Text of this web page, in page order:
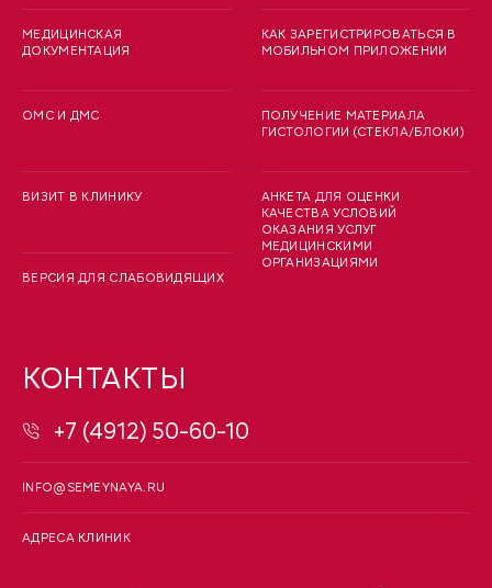
МЕДИЦИНСКАЯ
ДОКУМЕНТАЦИЯ
ОМС И ДМС
ВИЗИТ В КЛИНИКУ
ВЕРСИЯ ДЛЯ СЛАБОВИДЯЩИХ
КАК ЗАРЕГИСТРИРОВАТЬСЯ В
МОБИЛЬНОМ ПРИЛОЖЕНИИ
ПОЛУЧЕНИЕ МАТЕРИАЛА
ГИСТОЛОГИИ (СТЕКЛА/БЛОКИ)
АНКЕТА ДЛЯ ОЦЕНКИ
КАЧЕСТВА УСЛОВИЙ
ОКАЗАНИЯ УСЛУГ
МЕДИЦИНСКИМИ
ОРГАНИЗАЦИЯМИ
КОНТАКТЫ
+7 (4912) 50-60-10
INFO@SEMEYNAYA.RU
АДРЕСА КЛИНИК